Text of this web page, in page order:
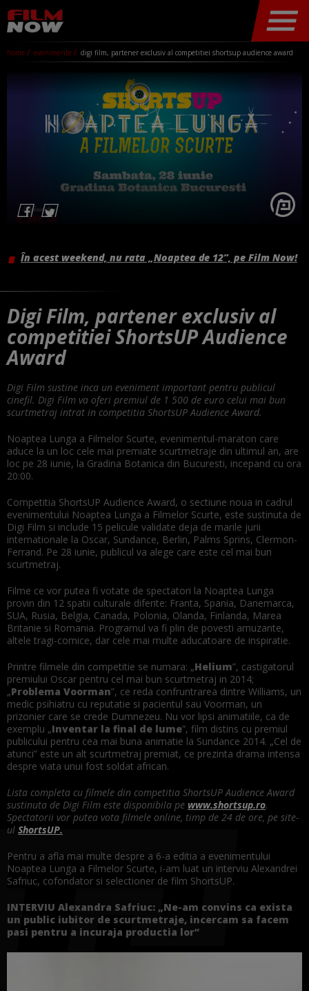
home evenimente digi film, partener exclusiv al competitiei shortsup audience award
În acest weekend, nu rata „Noaptea de 12”, pe Film Now!
Digi Film, partener exclusiv al
competitiei ShortsUP Audience
Award
Digi Film sustine inca un eveniment important pentru publicul
cinefil. Digi Film va oferi premiul de 1 500 de euro celui mai bun
scurtmetraj intrat in competitia ShortsUP Audience Award.
Noaptea Lunga a Filmelor Scurte, evenimentul-maraton care
aduce la un loc cele mai premiate scurtmetraje din ultimul an, are
loc pe 28 iunie, la Gradina Botanica din Bucuresti, incepand cu ora
20:00.
Competitia ShortsUP Audience Award, o sectiune noua in cadrul
evenimentului Noaptea Lunga a Filmelor Scurte, este sustinuta de
Digi Film si include 15 pelicule validate deja de marile jurii
internationale la Oscar, Sundance, Berlin, Palms Sprins, Clermon-
Ferrand. Pe 28 iunie, publicul va alege care este cel mai bun
scurtmetraj.
Filme ce vor putea fi votate de spectatori la Noaptea Lunga
provin din 12 spatii culturale diferite: Franta, Spania, Danemarca,
SUA, Rusia, Belgia, Canada, Polonia, Olanda, Finlanda, Marea
Britanie si Romania. Programul va fi plin de povesti amuzante,
altele tragi-comice, dar cele mai multe aducatoare de inspiratie.
Printre filmele din competitie se numara: „Helium”, castigatorul
premiului Oscar pentru cel mai bun scurtmetraj in 2014;
„Problema Voorman”, ce reda confruntrarea dintre Williams, un
medic psihiatru cu reputatie si pacientul sau Voorman, un
prizonier care se crede Dumnezeu. Nu vor lipsi animatiile, ca de
exemplu „Inventar la final de lume”, film distins cu premiul
publicului pentru cea mai buna animatie la Sundance 2014. „Cel de
atunci” este un alt scurtmetraj premiat, ce prezinta drama intensa
despre viata unui fost soldat african.
Lista completa cu filmele din competitia ShortsUP Audience Award
sustinuta de Digi Film este disponibila pe www.shortsup.ro.
Spectatorii vor putea vota filmele online, timp de 24 de ore, pe site-
ul ShortsUP.
Pentru a afla mai multe despre a 6-a editia a evenimentului
Noaptea Lunga a Filmelor Scurte, i-am luat un interviu Alexandrei
Safriuc, cofondator si selectioner de film ShortsUP.
INTERVIU Alexandra Safriuc: „Ne-am convins ca exista
un public iubitor de scurtmetraje, incercam sa facem
pasi pentru a incuraja productia lor”